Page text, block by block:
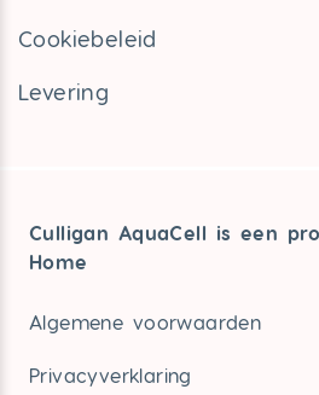
Cookiebeleid
Levering
Culligan AquaCell is een
Home
Algemene voorwaarden
Privacyverklaring